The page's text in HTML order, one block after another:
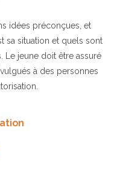
idées préconçues, et
sa situation et quels sont
Le jeune doit être assuré
à des personnes